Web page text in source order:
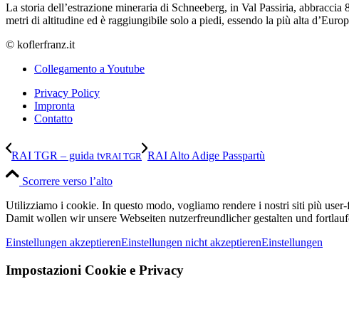
La storia dell’estrazione mineraria di Schneeberg, in Val Passiria,
metri di altitudine ed è raggiungibile solo a piedi, essendo la più alta
© koflerfranz.it
Collegamento a Youtube
Privacy Policy
Impronta
Contatto
RAI TGR – guida tvRAI TGR RAI Alto Adige Passpartù
Scorrere verso l’alto
Utilizziamo i cookie. In questo modo, vogliamo rendere i nostri siti più
Damit wollen wir unsere Webseiten nutzerfreundlicher gestalten und
Einstellungen akzeptierenEinstellungen nicht akzeptierenEinstellungen
Impostazioni Cookie e Privacy